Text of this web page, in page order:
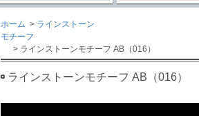
ホーム > ラインストーン
モチーフ
> ラインストーンモチーフ AB（016）
ラインストーンモチーフ AB（016）